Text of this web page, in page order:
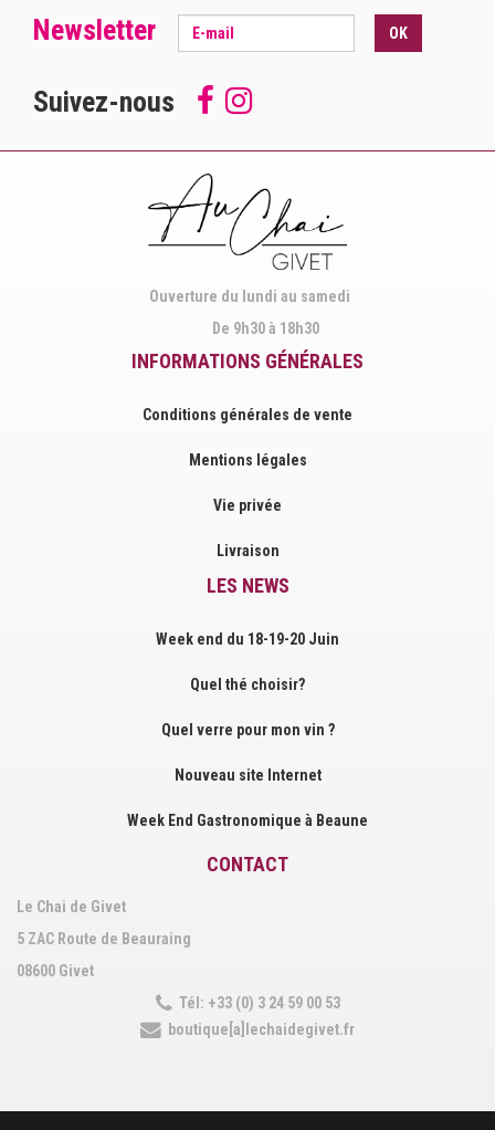
Newsletter OK
Suivez-nous
Follow
us
Facebook
Suivez-
nous
Instagram
Ouverture du lundi au samedi
De 9h30 à 18h30
INFORMATIONS GÉNÉRALES
Conditions générales de vente
Mentions légales
Vie privée
Livraison
LES NEWS
Week end du 18-19-20 Juin
Quel thé choisir?
Quel verre pour mon vin ?
Nouveau site Internet
Week End Gastronomique à Beaune
CONTACT
Le Chai de Givet
5 ZAC Route de Beauraing
08600 Givet
Tél: +33 (0) 3 24 59 00 53
boutique[a]lechaidegivet.fr